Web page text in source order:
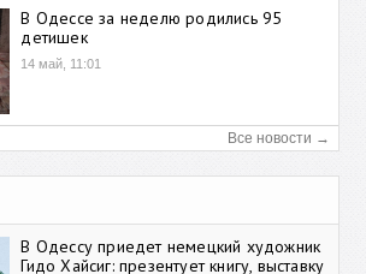
В Одессе за неделю родились 95
детишек
14 май, 11:01
Все новости →
В Одессу приедет немецкий художник
Гидо Хайсиг: презентует книгу, выставку